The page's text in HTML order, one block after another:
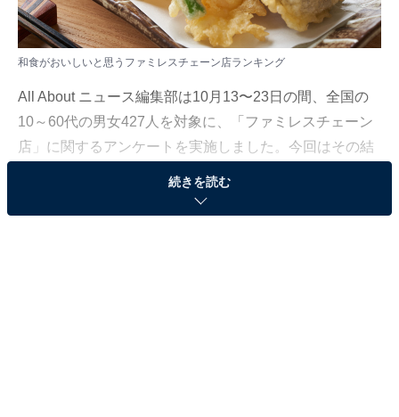
和食がおいしいと思うファミレスチェーン店ランキング
All About ニュース編集部は10月13〜23日の間、全国の
10～60代の男女427人を対象に、「ファミレスチェーン
店」に関するアンケートを実施しました。今回はその結
果から、「和食がおいしいと思うファミレスチェーン
店」ランキングを発表します。
続きを読む